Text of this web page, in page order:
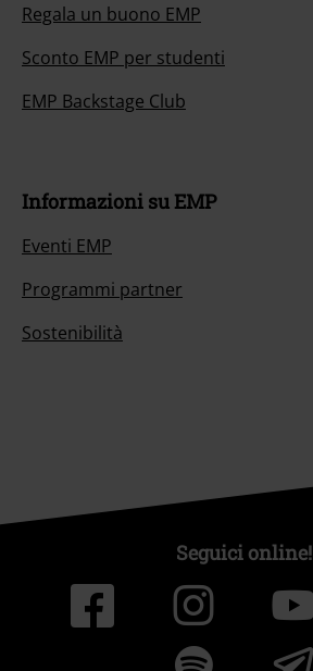
Regala un buono EMP
Sconto EMP per studenti
EMP Backstage Club
Informazioni su EMP
Eventi EMP
Programmi partner
Sostenibilità
Seguici online!